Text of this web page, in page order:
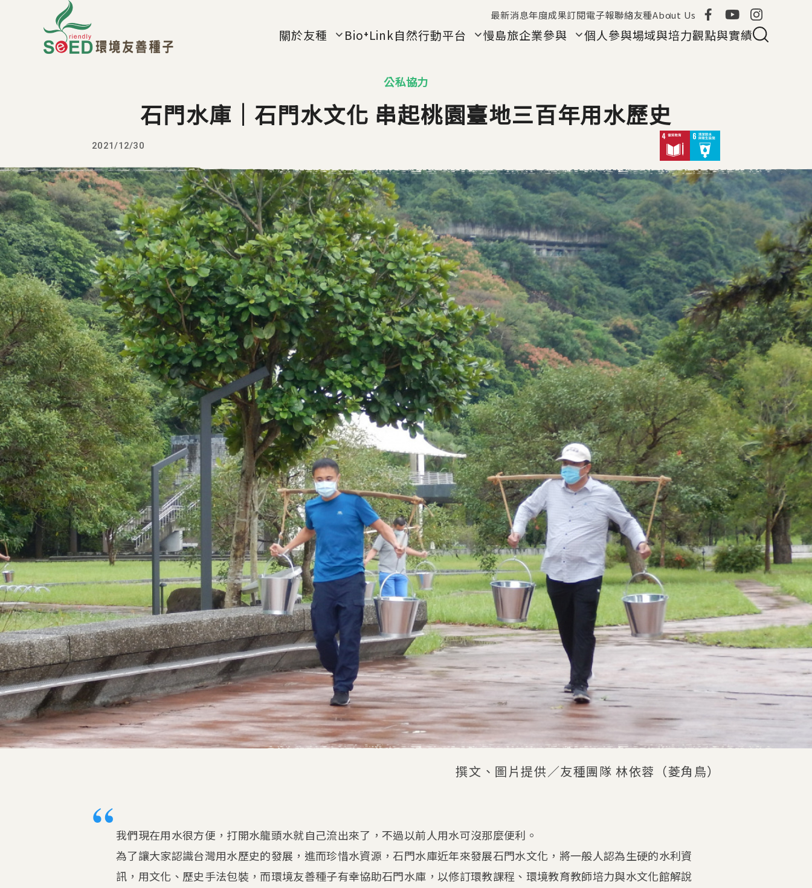
最新消息年度成果訂閱電子報聯絡友種About Us
關於友種 Bio⁺Link自然行動平台 慢島旅企業參與 個人參與場域與培力觀點與實績
公私協力
石門水庫｜石門水文化 串起桃園臺地三百年用水歷史
2021/12/30
撰文、圖片提供／友種團隊 林依蓉（菱角鳥）
我們現在用水很方便，打開水龍頭水就自己流出來了，不過以前人用水可沒那麼便利。
為了讓大家認識台灣用水歷史的發展，進而珍惜水資源，石門水庫近年來發展石門水文化，將一般人認為生硬的水利資
訊，用文化、歷史手法包裝，而環境友善種子有幸協助石門水庫，以修訂環教課程、環境教育教師培力與水文化館解說